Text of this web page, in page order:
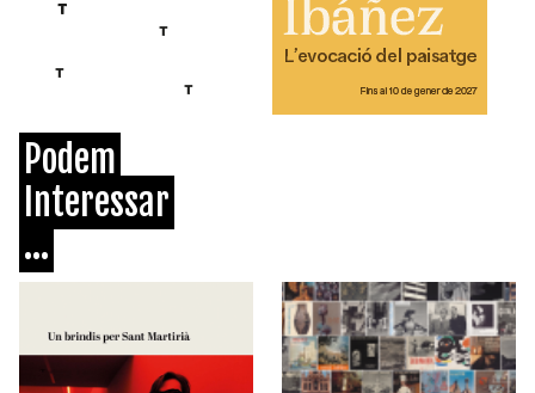
Podem
Interessar
...